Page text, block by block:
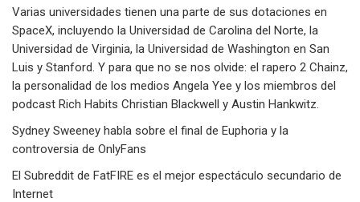
Varias universidades tienen una parte de sus dotaciones en
SpaceX, incluyendo la Universidad de Carolina del Norte, la
Universidad de Virginia, la Universidad de Washington en San
Luis y Stanford. Y para que no se nos olvide: el rapero 2 Chainz,
la personalidad de los medios Angela Yee y los miembros del
podcast Rich Habits Christian Blackwell y Austin Hankwitz.
Sydney Sweeney habla sobre el final de Euphoria y la
controversia de OnlyFans
El Subreddit de FatFIRE es el mejor espectáculo secundario de
Internet